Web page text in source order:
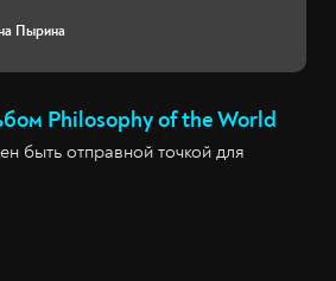
Пырина
Philosophy of the World
быть отправной точкой для